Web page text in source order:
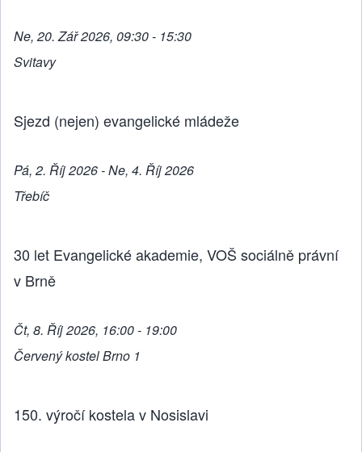
Ne, 20. Zář 2026, 09:30 - 15:30
Svitavy
Sjezd (nejen) evangelické mládeže
Pá, 2. Říj 2026 - Ne, 4. Říj 2026
Třebíč
30 let Evangelické akademie, VOŠ sociálně právní
v Brně
Čt, 8. Říj 2026, 16:00 - 19:00
Červený kostel Brno 1
150. výročí kostela v Nosislavi